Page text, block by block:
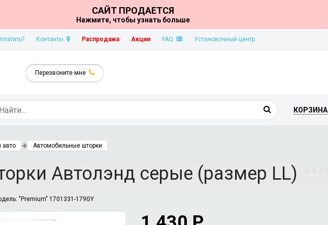
САЙТ ПРОДАЕТСЯ
Нажмите, чтобы узнать больше
Контакты Распродажа Акции FAQ Установочный центр
Перезвоните мне
КОРЗИНА
авто Автомобильные шторки
Автолэнд серые (размер LL)
"Premium" 1701331-179GY